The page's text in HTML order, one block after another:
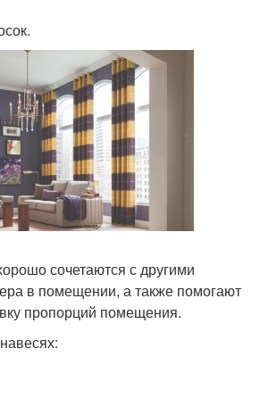
сочетаются с другими
в помещении, а также помогают
пропорций помещения.